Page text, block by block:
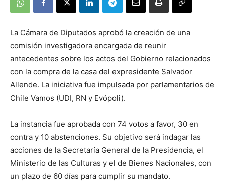
La Cámara de Diputados aprobó la creación de una
comisión investigadora encargada de reunir
antecedentes sobre los actos del Gobierno relacionados
con la compra de la casa del expresidente Salvador
Allende. La iniciativa fue impulsada por parlamentarios de
Chile Vamos (UDI, RN y Evópoli).
La instancia fue aprobada con 74 votos a favor, 30 en
contra y 10 abstenciones. Su objetivo será indagar las
acciones de la Secretaría General de la Presidencia, el
Ministerio de las Culturas y el de Bienes Nacionales, con
un plazo de 60 días para cumplir su mandato.